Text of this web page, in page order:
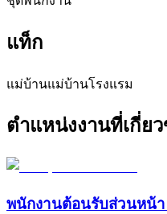
แท็ก
แม่บ้านแม่บ้านโรงแรม
ตำแหน่งงานที่เกี่ยว
พนักงานต้อนรับส่วนหน้า